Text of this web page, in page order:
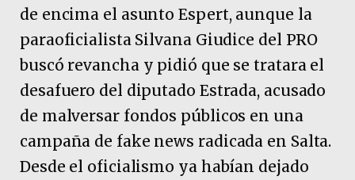
de encima el asunto Espert, aunque la
paraoficialista Silvana Giudice del PRO
buscó revancha y pidió que se tratara el
desafuero del diputado Estrada, acusado
de malversar fondos públicos en una
campaña de fake news radicada en Salta.
Desde el oficialismo ya habían dejado